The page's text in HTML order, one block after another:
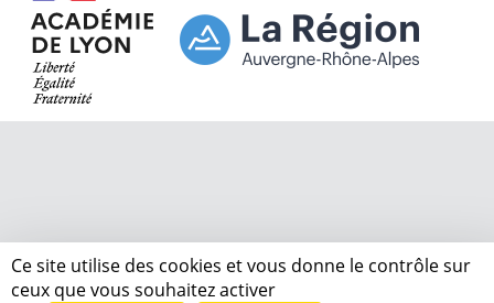
Ce site utilise des cookies et vous donne le contrôle sur
ceux que vous souhaitez activer